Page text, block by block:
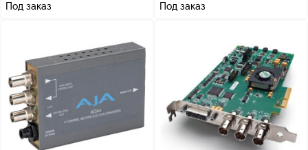
Под заказ Под заказ